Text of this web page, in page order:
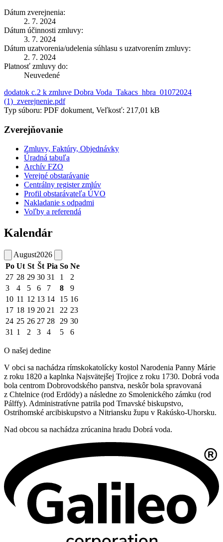
Dátum zverejnenia:
2. 7. 2024
Dátum účinnosti zmluvy:
3. 7. 2024
Dátum uzatvorenia/udelenia súhlasu s uzatvorením zmluvy:
2. 7. 2024
Platnosť zmluvy do:
Neuvedené
dodatok c.2 k zmluve Dobra Voda_Takacs_hbra_01072024
(1)_zverejnenie.pdf
Typ súboru: PDF dokument, Veľkosť: 217,01 kB
Zverejňovanie
Zmluvy, Faktúry, Objednávky
Úradná tabuľa
Archív FZO
Verejné obstarávanie
Centrálny register zmlúv
Profil obstarávateľa ÚVO
Nakladanie s odpadmi
Voľby a referendá
Kalendár
August2026
Po Ut St Št Pia So Ne
27 28 29 30 31 1
2
3
4 5 6 7 8
9
10 11 12 13 14 15 16
17 18 19 20 21 22 23
24 25 26 27 28 29 30
31 1 2 3 4 5 6
O našej dedine
V obci sa nachádza rímskokatolícky kostol Narodenia Panny Márie
z roku 1820 a kaplnka Najsvätejšej Trojice z roku 1730. Dobrá voda
bola centrom Dobrovodského panstva, neskôr bola spravovaná
z Chtelnice (rod Erdödy) a následne zo Smolenického zámku (rod
Pálffy). Administratívne patrila pod Trnavské biskupstvo,
Ostrihomské arcibiskupstvo a Nitriansku župu v Rakúsko-Uhorsku.
Nad obcou sa nachádza zrúcanina hradu Dobrá voda.